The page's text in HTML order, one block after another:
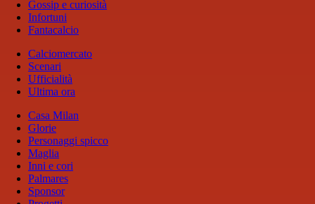
Gossip e curiosità
Infortuni
Fantacalcio
Calciomercato
Scenari
Ufficialità
Ultima ora
Casa Milan
Glorie
Personaggi spicco
Maglia
Inni e cori
Palmares
Sponsor